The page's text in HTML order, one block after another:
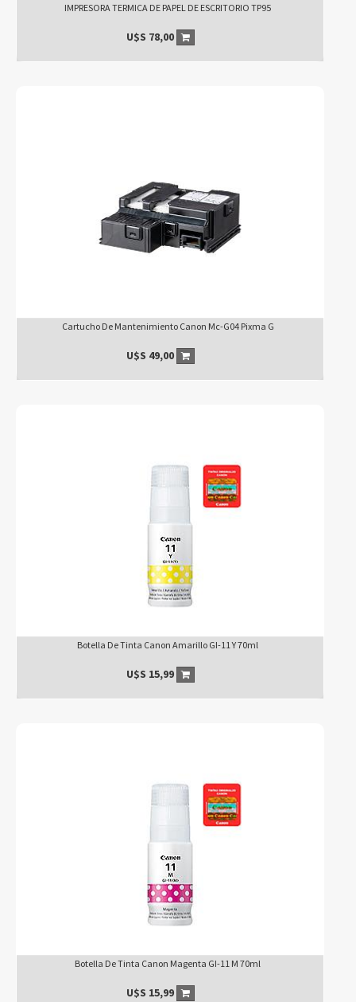
IMPRESORA TERMICA DE PAPEL DE ESCRITORIO TP95
U$S 78,00
Cartucho De Mantenimiento Canon Mc-G04 Pixma G
U$S 49,00
Botella De Tinta Canon Amarillo GI-11 Y 70ml
U$S 15,99
Botella De Tinta Canon Magenta GI-11 M 70ml
U$S 15,99